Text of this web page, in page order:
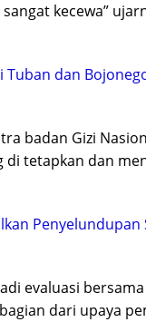
kecewa”
Tuban dan
badan Gizi
tetapkan dan
evaluasi
dari upaya